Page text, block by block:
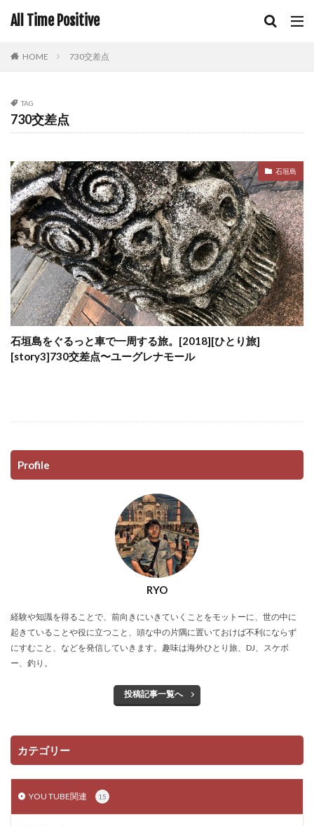
All Time Positive
HOME 730交差点
TAG
730交差点
石垣島
石垣島をぐるっと車で一周する旅。[2018][ひとり旅]
[story3]730交差点〜ユーグレナモール
Profile
RYO
経験や知識を得ることで、前向きにいきていくことをモットーに、世の中に
起きていることや役に立つこと、頭な中の片隅に置いておけば不利にならず
にすむこと、などを発信していきます。趣味は海外ひとり旅、DJ、スケボ
ー、釣り。
投稿記事一覧へ
カテゴリー
YOU TUBE関連 15